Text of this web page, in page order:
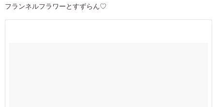
フランネルフラワーとすずらん♡